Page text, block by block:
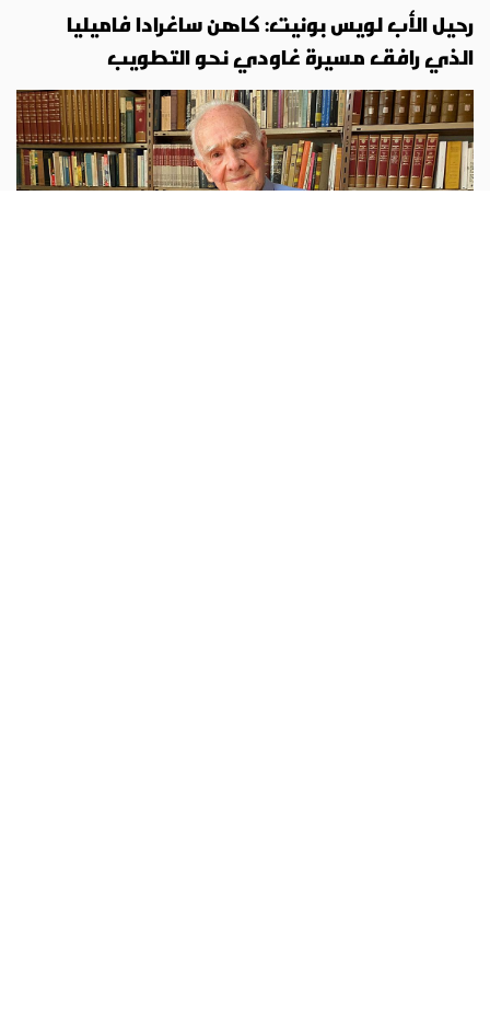
رحيل الأب لويس بونيت: كاهن ساغرادا فاميليا
الذي رافق مسيرة غاودي نحو التطويب